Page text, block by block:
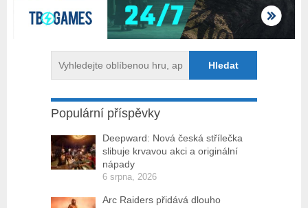
Populární příspěvky
Deepward: Nová česká střílečka
slibuje krvavou akci a originální
nápady
6 srpna, 2026
Arc Raiders přidává dlouho